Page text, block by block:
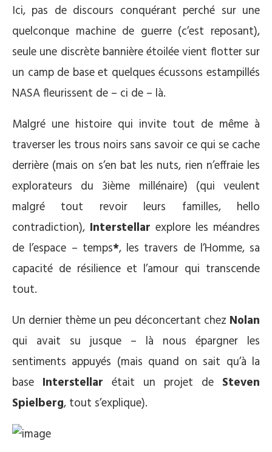
Ici, pas de discours conquérant perché sur une
quelconque machine de guerre (c’est reposant),
seule une discrète bannière étoilée vient flotter sur
un camp de base et quelques écussons estampillés
NASA fleurissent de – ci de – là.
Malgré une histoire qui invite tout de même à
traverser les trous noirs sans savoir ce qui se cache
derrière (mais on s’en bat les nuts, rien n’effraie les
explorateurs du 3ième millénaire) (qui veulent
malgré tout revoir leurs familles, hello
contradiction), Interstellar explore les méandres
de l’espace – temps*, les travers de l’Homme, sa
capacité de résilience et l’amour qui transcende
tout.
Un dernier thème un peu déconcertant chez Nolan
qui avait su jusque – là nous épargner les
sentiments appuyés (mais quand on sait qu’à la
base Interstellar était un projet de Steven
Spielberg, tout s’explique).